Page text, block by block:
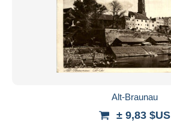
Alt-Braunau
± 9,83 $US